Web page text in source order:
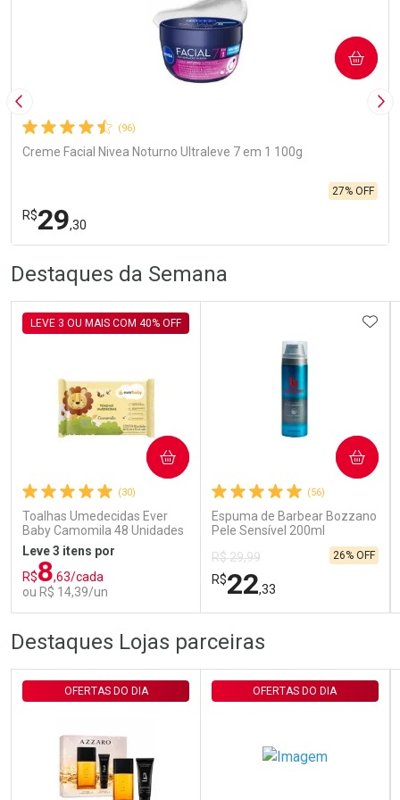
Imagem Anterior
(96)
Creme Facial Nivea Noturno Ultraleve 7 em 1 100g
R$29,30
27% OFF
COMPRAR
Laboratório
Ativar Desconto
Comprar sem Desconto
Por R$ 29,30/cada
Por Menos
Comprar sem Desconto
Por R$ 29,30/cada
Destaques da Semana
(30)
Toalhas Umedecidas Ever
Baby Camomila 48 Unidades
LEVE 3 OU MAIS COM 40% OFF
Leve 3 itens por
R$8,63/cada
ou R$ 14,39/un
COMPRAR
FECHAR
Laboratório
FECHAR
Por Menos
(56)
Espuma de Barbear Bozzano
Pele Sensível 200ml
R$ 29,99
R$22,33
26% OFF
COMPRAR
Por Menos
Destaques Lojas parceiras
OFERTAS DO DIA OFERTAS DO DIA